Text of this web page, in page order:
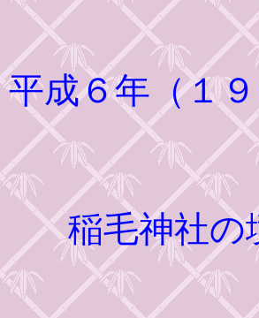
平成６年（１
稲毛神社